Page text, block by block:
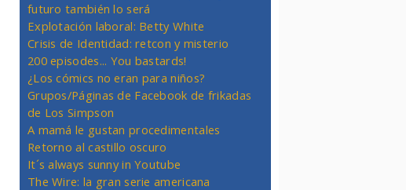
futuro también lo será
Explotación laboral: Betty White
Crisis de Identidad: retcon y misterio
200 episodes... You bastards!
¿Los cómics no eran para niños?
Grupos/Páginas de Facebook de frikadas
de Los Simpson
A mamá le gustan procedimentales
Retorno al castillo oscuro
It´s always sunny in Youtube
The Wire: la gran serie americana